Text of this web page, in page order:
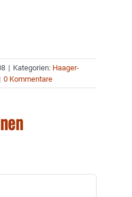
| Kategorien: Haager-
0 Kommentare